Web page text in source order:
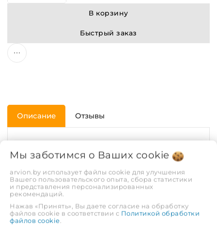
В корзину
Быстрый заказ
Описание Отзывы
Диаметр трубы, мм. 50
Цвет
Максимальная
Мы заботимся о Ваших cookie
arvion.by использует файлы cookie для улучшения
Вашего пользовательского опыта, сбора статистики
и представления персонализированных
рекомендаций.
Нажав «Принять», Вы даете согласие на обработку
файлов cookie в соответствии с Политикой обработки
файлов cookie